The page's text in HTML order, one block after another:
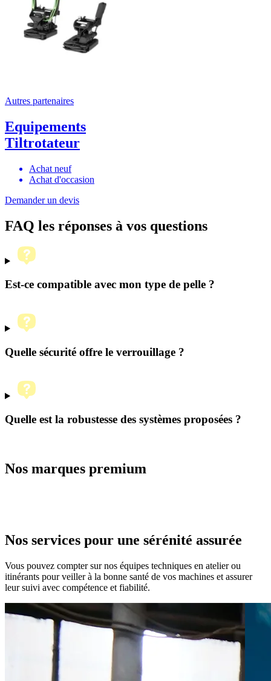
Autres partenaires
Equipements
Tiltrotateur
Achat neuf
Achat d'occasion
Demander un devis
FAQ les réponses à vos questions
Est-ce compatible avec mon type de pelle ?
Quelle sécurité offre le verrouillage ?
Quelle est la robustesse des systèmes proposées ?
Nos marques premium
Nos services pour une sérénité assurée
Vous pouvez compter sur nos équipes techniques en atelier ou
itinérants pour veiller à la bonne santé de vos machines et assurer
leur suivi avec compétence et fiabilité.